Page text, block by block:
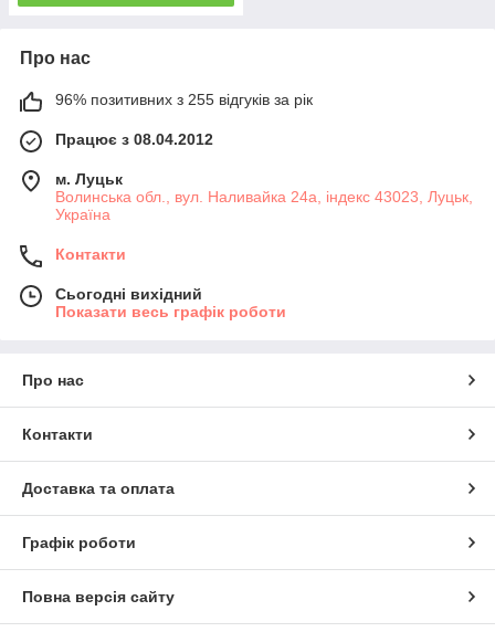
Про нас
96% позитивних з 255 відгуків за рік
Працює з 08.04.2012
м. Луцьк
Волинська обл., вул. Наливайка 24а, індекс 43023, Луцьк,
Україна
Контакти
Сьогодні вихідний
Показати весь графік роботи
Про нас
Контакти
Доставка та оплата
Графік роботи
Повна версія сайту